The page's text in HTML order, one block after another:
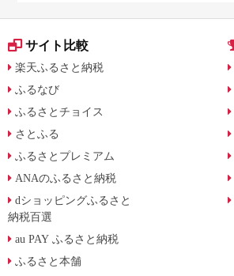
サイト比較
楽天ふるさと納税
ふるなび
ふるさとチョイス
さとふる
ふるさとプレミアム
ANAのふるさと納税
dショッピングふるさと
納税百選
au PAY ふるさと納税
ふるさと本舗